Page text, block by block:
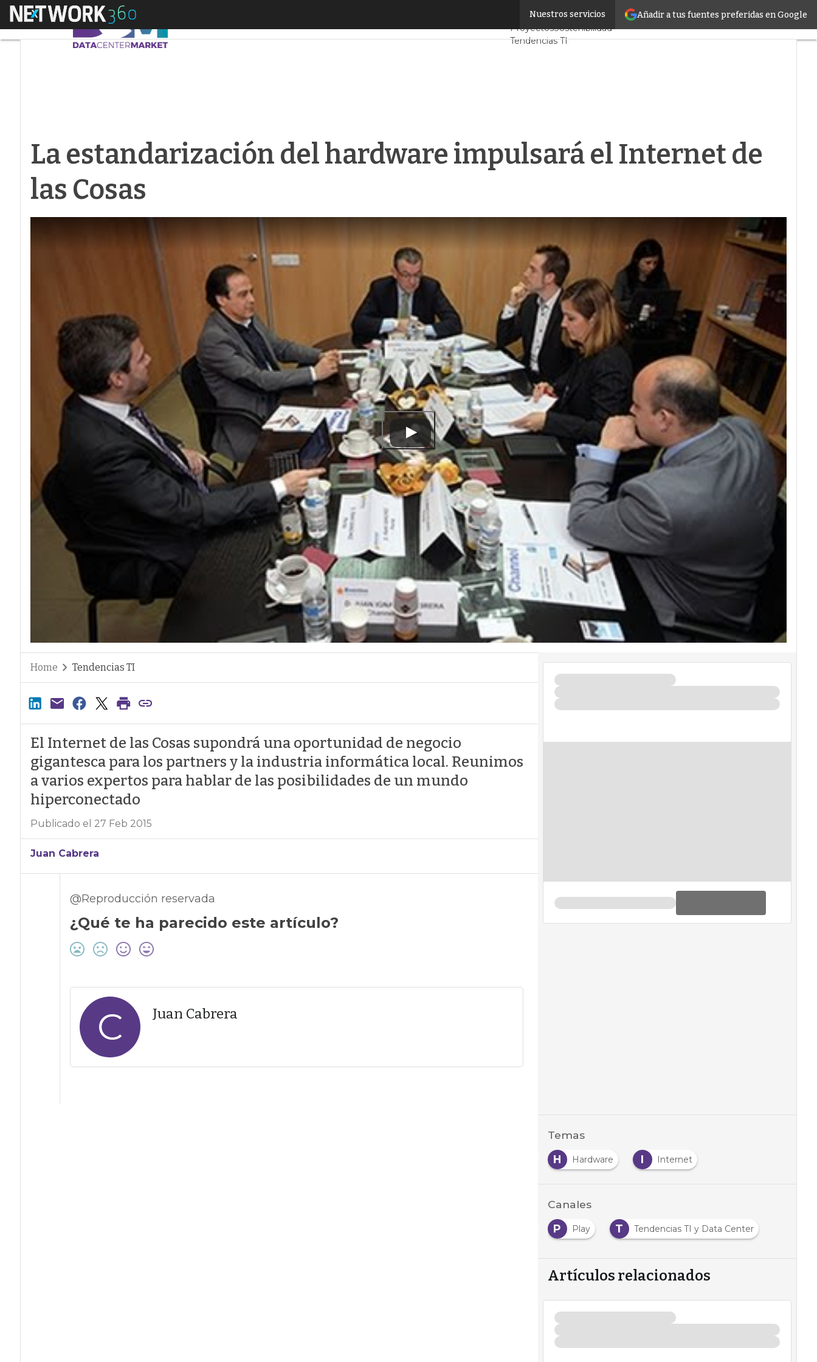
Añadir a tus fuentes preferidas en Google
Nuestros servicios
Menú
Servidores CPD y Mercado
ProyectosSostenibilidad
Tendencias TI
La estandarización del hardware impulsará el Internet de
las Cosas
Home Tendencias TI
El Internet de las Cosas supondrá una oportunidad de negocio
gigantesca para los partners y la industria informática local. Reunimos
a varios expertos para hablar de las posibilidades de un mundo
hiperconectado
Publicado el 27 Feb 2015
Juan Cabrera
@Reproducción reservada
¿Qué te ha parecido este artículo?
C Juan Cabrera
Temas
H
Hardware I Internet
Canales
P
Play T Tendencias TI y Data Center
Artículos relacionados